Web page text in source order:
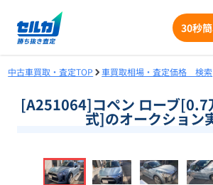
30秒
中古車買取・査定TOP 車買取相場・査定価格 検索
[A251064]コペン ローブ
式]のオークション